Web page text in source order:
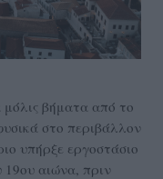
μόλις βήματα από το
στο περιβάλλον
υπήρξε εργοστάσιο
19ου αιώνα, πριν